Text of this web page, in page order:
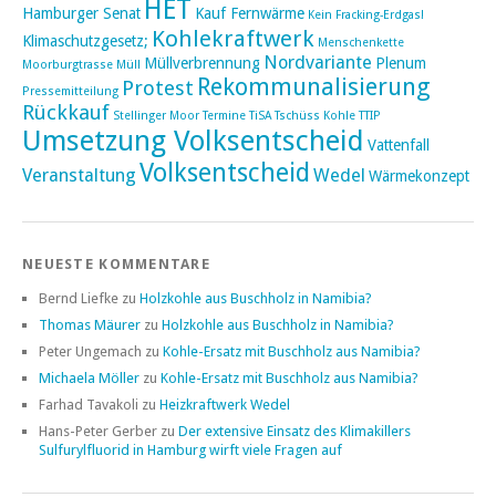
Hamburger Senat HET Kauf Fernwärme Kein Fracking-Erdgas!
Klimaschutzgesetz; Kohlekraftwerk Menschenkette
Moorburgtrasse Müll Müllverbrennung Nordvariante Plenum
Pressemitteilung Protest Rekommunalisierung
Rückkauf Stellinger Moor Termine TiSA Tschüss Kohle TTIP
Umsetzung Volksentscheid Vattenfall
Veranstaltung Volksentscheid Wedel Wärmekonzept
NEUESTE KOMMENTARE
Bernd Liefke zu Holzkohle aus Buschholz in Namibia?
Thomas Mäurer zu Holzkohle aus Buschholz in Namibia?
Peter Ungemach zu Kohle-Ersatz mit Buschholz aus Namibia?
Michaela Möller zu Kohle-Ersatz mit Buschholz aus Namibia?
Farhad Tavakoli zu Heizkraftwerk Wedel
Hans-Peter Gerber zu Der extensive Einsatz des Klimakillers
Sulfurylfluorid in Hamburg wirft viele Fragen auf